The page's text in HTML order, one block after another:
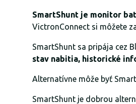
SmartShunt je monitor
VictronConnect si môžete
SmartShunt sa pripája cez
stav nabitia, historické
Alternatívne môže byť
SmartShunt je dobrou